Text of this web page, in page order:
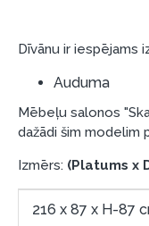
Pirms
preču
garantijas un
Finansiālā
Aicinām
Dīvānu ir iespējams
Auduma
Mēbeļu salonos
dažādi šim modelim
Izmērs: (Platums x
216 x 87 x H-87